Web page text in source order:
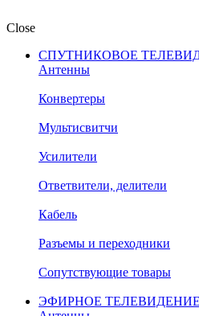
Close
СПУТНИКОВОЕ
Антенны
Конвертеры
Мультисвитчи
Усилители
Ответвители, делители
Кабель
Разъемы и переходники
Сопутствующие товары
ЭФИРНОЕ ТЕЛЕВИДЕНИЕ